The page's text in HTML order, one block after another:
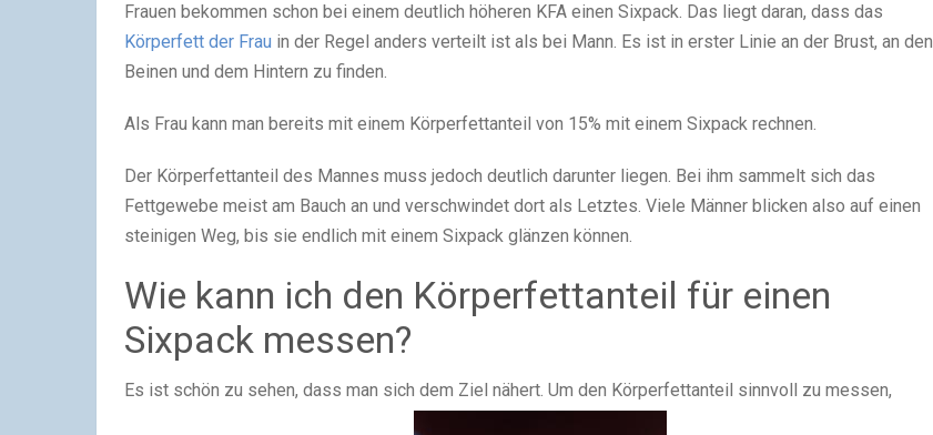
Frauen bekommen schon bei einem deutlich höheren KFA einen Sixpack. Das liegt daran, dass das
Körperfett der Frau in der Regel anders verteilt ist als bei Mann. Es ist in erster Linie an der Brust, an den
Beinen und dem Hintern zu finden.
Als Frau kann man bereits mit einem Körperfettanteil von 15% mit einem Sixpack rechnen.
Der Körperfettanteil des Mannes muss jedoch deutlich darunter liegen. Bei ihm sammelt sich das
Fettgewebe meist am Bauch an und verschwindet dort als Letztes. Viele Männer blicken also auf einen
steinigen Weg, bis sie endlich mit einem Sixpack glänzen können.
Wie kann ich den Körperfettanteil für einen
Sixpack messen?
Es ist schön zu sehen, dass man sich dem Ziel nähert. Um den Körperfettanteil sinnvoll zu messen,